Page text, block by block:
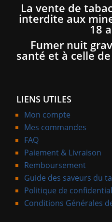
La vente de
interdite aux
18
Fumer nuit
santé et à celle
LIENS UTILES
Mon compte
Mes commandes
FAQ
Paiement & Livraison
Remboursement
Guide des saveurs du
Politique de
Conditions Générales